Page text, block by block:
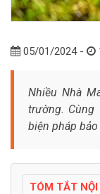
05/01/2024 -
Nhiều Nhà
trường. Cùng
biện pháp
TÓM TẮT NỘI